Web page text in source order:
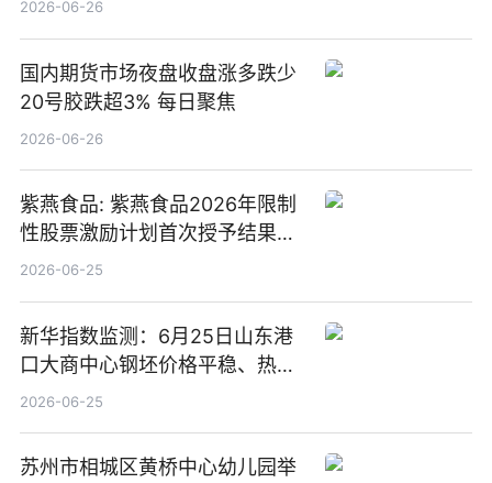
2026-06-26
国内期货市场夜盘收盘涨多跌少
20号胶跌超3% 每日聚焦
2026-06-26
紫燕食品: 紫燕食品2026年限制
性股票激励计划首次授予结果公
告-微资讯
2026-06-25
新华指数监测：6月25日山东港
口大商中心钢坯价格平稳、热轧
C料价格微幅下跌
2026-06-25
苏州市相城区黄桥中心幼儿园举